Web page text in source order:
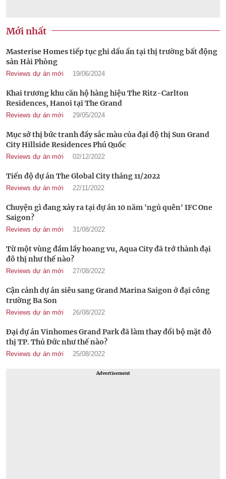
Mới nhất
Masterise Homes tiếp tục ghi dấu ấn tại thị trường bất động
sản Hải Phòng
Reviews dự án mới 19/06/2024
Khai trương khu căn hộ hàng hiệu The Ritz-Carlton
Residences, Hanoi tại The Grand
Reviews dự án mới 29/05/2024
Mục sở thị bức tranh đầy sắc màu của đại độ thị Sun Grand
City Hillside Residences Phú Quốc
Reviews dự án mới 02/12/2022
Tiến độ dự án The Global City tháng 11/2022
Reviews dự án mới 22/11/2022
Chuyện gì đang xảy ra tại dự án 10 năm 'ngủ quên' IFC One
Saigon?
Reviews dự án mới 31/08/2022
Từ một vùng đầm lầy hoang vu, Aqua City đã trở thành đại
đô thị như thế nào?
Reviews dự án mới 27/08/2022
Cận cảnh dự án siêu sang Grand Marina Saigon ở đại công
trường Ba Son
Reviews dự án mới 26/08/2022
Đại dự án Vinhomes Grand Park đã làm thay đổi bộ mặt đô
thị TP. Thủ Đức như thế nào?
Reviews dự án mới 25/08/2022
Advertisement